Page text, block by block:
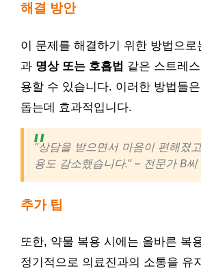
해결 방안
이 문제를 해결하기 위한 방법으로
과 명상 또는 호흡법 같은 스트레
용할 수 있습니다. 이러한 방법들
돕는데 효과적입니다.
“상담을 받으면서 마음이 편해졌
용도 감소했습니다.” – 전문가 B씨
추가 팁
또한, 약물 복용 시에는 올바른 복
정기적으로 의료진과의 소통을 유